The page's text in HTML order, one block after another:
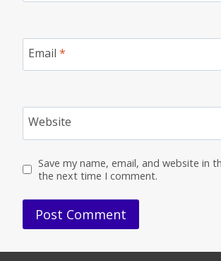
Email *
Website
Save my name, email, and website in
the next time I comment.